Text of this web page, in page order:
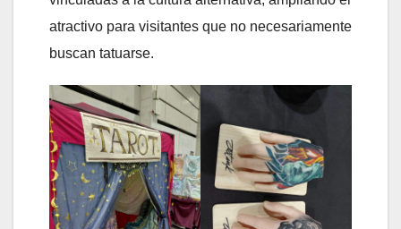
atractivo para visitantes que no necesariamente
buscan tatuarse.